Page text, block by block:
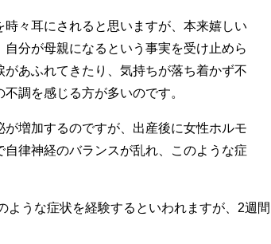
々耳にされると思いますが、本来嬉しい
分が母親になるという事実を受け止めら
あふれてきたり、気持ちが落ち着かず不
調を感じる方が多いのです。
増加するのですが、出産後に女性ホルモ
律神経のバランスが乱れ、このような症
ような症状を経験するといわれますが、2週